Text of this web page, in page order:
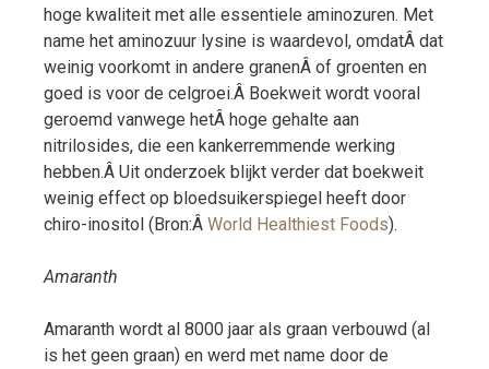
hoge kwaliteit met alle essentiele aminozuren. Met
name het aminozuur lysine is waardevol, omdatÂ dat
weinig voorkomt in andere granenÂ of groenten en
goed is voor de celgroei.Â Boekweit wordt vooral
geroemd vanwege hetÂ hoge gehalte aan
nitrilosides, die een kankerremmende werking
hebben.Â Uit onderzoek blijkt verder dat boekweit
weinig effect op bloedsuikerspiegel heeft door
chiro-inositol (Bron:Â World Healthiest Foods).
Amaranth
Amaranth wordt al 8000 jaar als graan verbouwd (al
is het geen graan) en werd met name door de